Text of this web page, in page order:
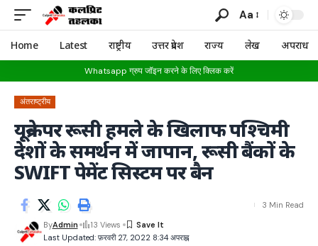
Aa
Home Latest राष्ट्रीय उत्तर प्रदेश राज्य लेख अपराध
Whatsapp ग्रुप जॉइन करने के लिए क्लिक करें
अंतराष्ट्रीय
यूक्रेन पर रूसी हमले के खिलाफ पश्चिमी
देशों के समर्थन में जापान, रूसी बैंकों के
SWIFT पेमेंट सिस्टम पर बैन
Last Updated: फ़रवरी 27, 2022 8:34 अपराह्न
ByAdmin 13 Views
3 Min Read